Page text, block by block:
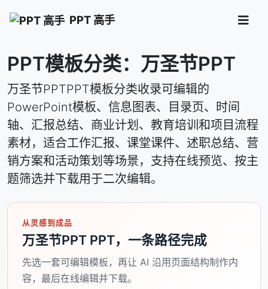
PPT 高手
PPT模板分类：万圣节PPT
万圣节PPTPPT模板分类收录可编辑的
PowerPoint模板、信息图表、目录页、时间
轴、汇报总结、商业计划、教育培训和项目流程
素材，适合工作汇报、课堂课件、述职总结、营
销方案和活动策划等场景，支持在线预览、按主
题筛选并下载用于二次编辑。
从灵感到成品
万圣节PPT PPT，一条路径完成
先选一套可编辑模板，再让 AI 沿用页面结构制作内
容，最后在线编辑并下载。